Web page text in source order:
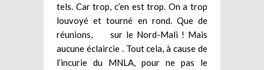
tels. Car trop, c’en est trop. On a trop
louvoyé et tourné en rond. Que de
réunions, sur le Nord-Mali ! Mais
aucune éclaircie . Tout cela, à cause de
l’incurie du MNLA, pour ne pas le